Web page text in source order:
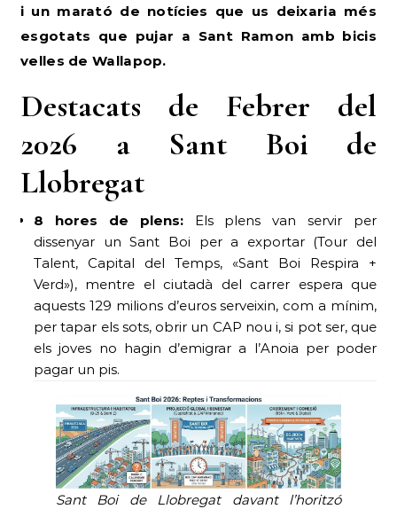
i un marató de notícies que us deixaria més
esgotats que pujar a Sant Ramon amb bicis
velles de Wallapop.
Destacats de Febrer del
2026 a Sant Boi de
Llobregat
8 hores de plens: Els plens van servir per
dissenyar un Sant Boi per a exportar (Tour del
Talent, Capital del Temps, «Sant Boi Respira +
Verd»), mentre el ciutadà del carrer espera que
aquests 129 milions d’euros serveixin, com a mínim,
per tapar els sots, obrir un CAP nou i, si pot ser, que
els joves no hagin d’emigrar a l’Anoia per poder
pagar un pis.
Sant Boi de Llobregat davant l’horitzó